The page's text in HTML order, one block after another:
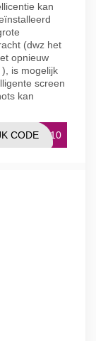
kan
(dwz het
opnieuw
is mogelijk
screen
kan
YY10
CODE